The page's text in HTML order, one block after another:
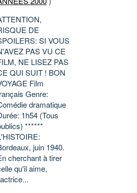
DE
SI VOUS
PAS VU CE
NE LISEZ PAS
QUI SUIT ! BON
Film
Genre:
dramatique
1h54 (Tous
******
juin 1940.
cherchant à tirer
qu'il aime,